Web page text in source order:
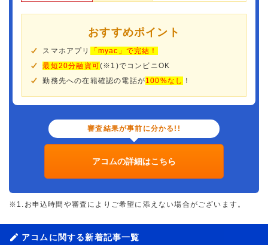
おすすめポイント
スマホアプリ
「myac」で完結！
最短20分融資可(※1)でコンビニOK
勤務先への在籍確認の電話が100%なし ！
審査結果が事前に分かる!!
アコムの詳細はこちら
※1.お申込時間や審査によりご希望に添えない場合がございます。
アコムに関する新着記事一覧